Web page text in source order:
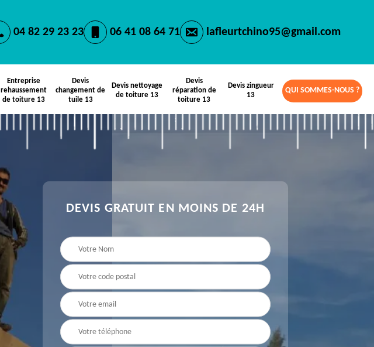
04 82 29 23 23 06 41 08 64 71 lafleurtchino95@gmail.com
Entreprise
rehaussement
de toiture 13
Devis
changement de
tuile 13
Devis nettoyage
de toiture 13
Devis
réparation de
toiture 13
Devis zingueur
13
QUI SOMMES-NOUS ?
DEVIS GRATUIT EN MOINS DE 24H